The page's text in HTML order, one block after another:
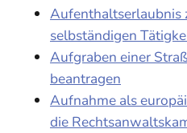
Aufenthaltserlaubnis
selbständigen
Aufgraben einer
beantragen
Aufnahme als
die